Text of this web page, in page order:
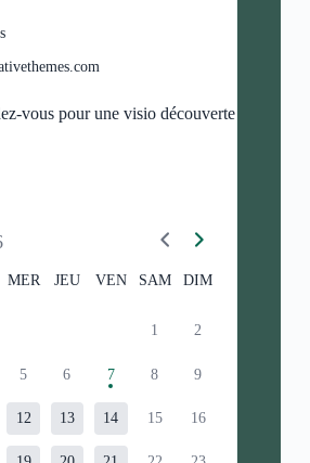
vous pour une visio découverte de
MER JEU VEN SAM DIM
1 2
5 6 7 8 9
12 13 14 15 16